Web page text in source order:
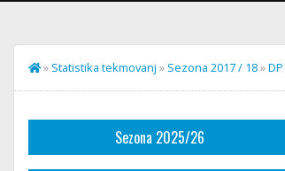
» Statistika tekmovanj » Sezona 2017 / 18»
Sezona 2025/26